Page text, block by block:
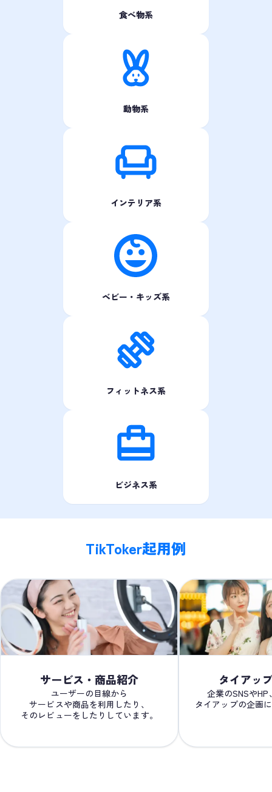
食べ物系
動物系
インテリア系
ベビー・キッズ系
フィットネス系
ビジネス系
TikToker起用例
サービス・商品紹介
ユーザーの目線から
サービスや商品を利用したり、
そのレビューをしたりしています。
タイアッ
企業のSNSや
タイアップの企画